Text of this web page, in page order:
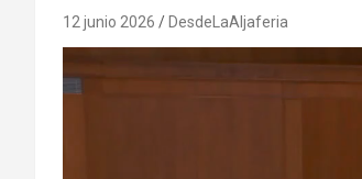
12 junio 2026 DesdeLaAljaferia